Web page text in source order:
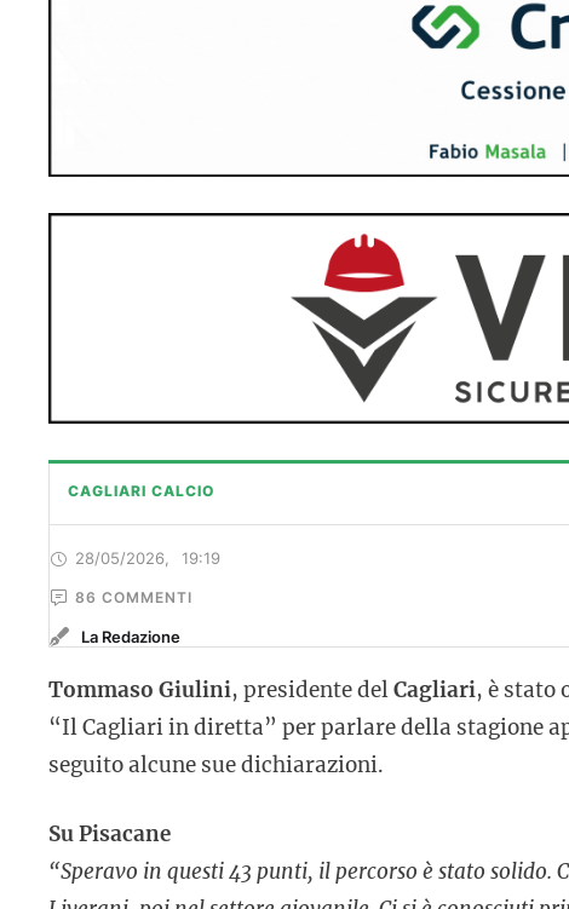
CAGLIARI CALCIO
28/05/2026, 19:19
86 COMMENTI
La Redazione
Tommaso Giulini, presidente delCagliari, è stato
“Il Cagliari in diretta” per parlare della stagione
seguito alcune sue dichiarazioni.
Su Pisacane
“Speravo in questi 43 punti, il percorso è stato